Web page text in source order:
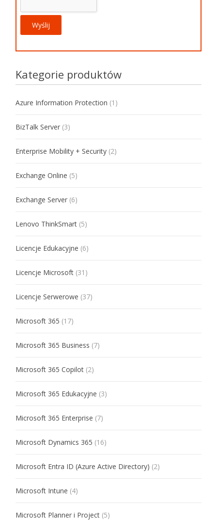
Kategorie produktów
Azure Information Protection (1)
BizTalk Server (3)
Enterprise Mobility + Security (2)
Exchange Online (5)
Exchange Server (6)
Lenovo ThinkSmart (5)
Licencje Edukacyjne (6)
Licencje Microsoft (31)
Licencje Serwerowe (37)
Microsoft 365 (17)
Microsoft 365 Business (7)
Microsoft 365 Copilot (2)
Microsoft 365 Edukacyjne (3)
Microsoft 365 Enterprise (7)
Microsoft Dynamics 365 (16)
Microsoft Entra ID (Azure Active Directory) (2)
Microsoft Intune (4)
Microsoft Planner i Project (5)